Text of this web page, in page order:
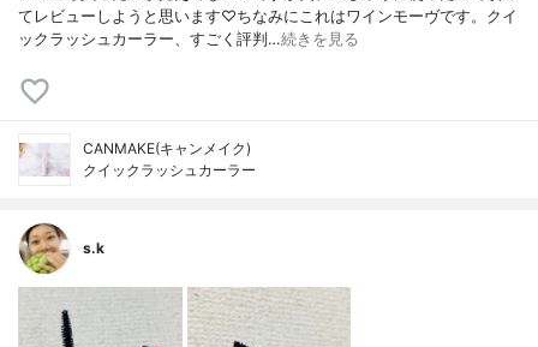
てレビューしようと思います♡ちなみにこれはワインモーヴです。クイ
ックラッシュカーラー、すごく評判…続きを見る
CANMAKE(キャンメイク)
クイックラッシュカーラー
s.k